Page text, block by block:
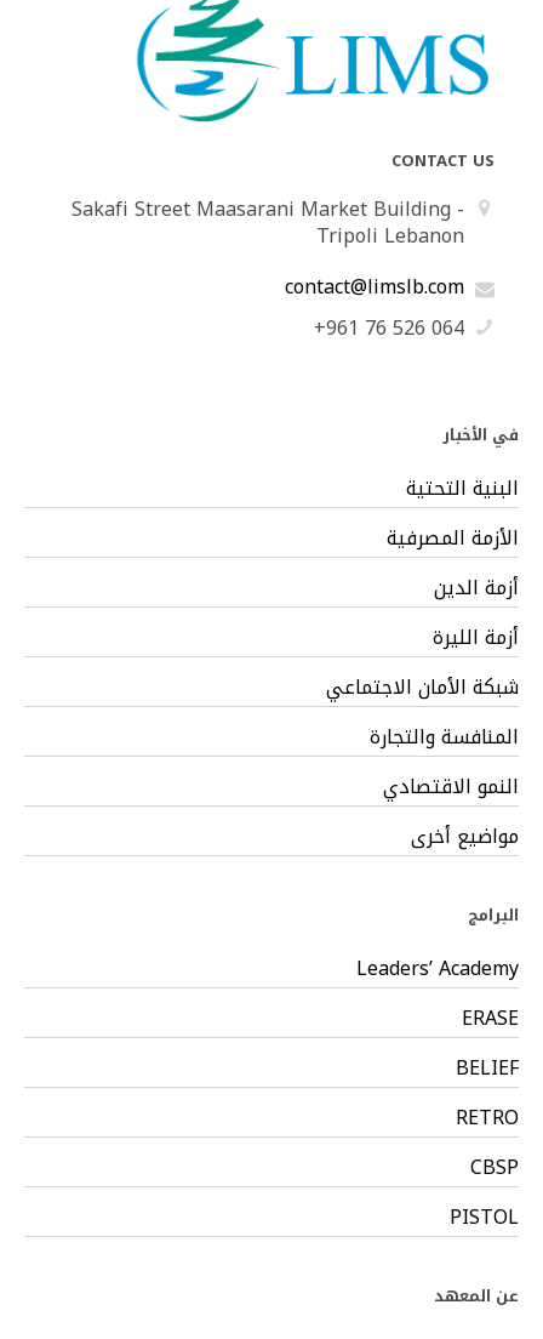
CONTACT US
Sakafi Street Maasarani Market Building -
Tripoli Lebanon
contact@limslb.com
+961 76 526 064
في الأخبار
البنية التحتية
الأزمة المصرفية
أزمة الدين
أزمة الليرة
شبكة الأمان الاجتماعي
المنافسة والتجارة
النمو الاقتصادي
مواضيع أخرى
البرامج
Leaders’ Academy
ERASE
BELIEF
RETRO
CBSP
PISTOL
عن المعهد